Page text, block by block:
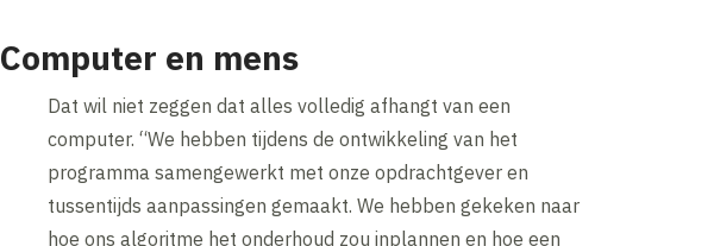
Computer en mens
Dat wil niet zeggen dat alles volledig afhangt van een
computer. “We hebben tijdens de ontwikkeling van het
programma samengewerkt met onze opdrachtgever en
tussentijds aanpassingen gemaakt. We hebben gekeken naar
hoe ons algoritme het onderhoud zou inplannen en hoe een